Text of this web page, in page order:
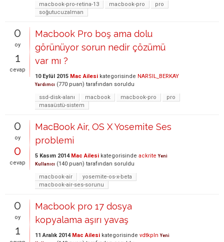
macbook-pro-retina-13
macbook-pro
pro
soğutucuzalman
0
oy
1
cevap
Macbook Pro boş ama dolu
görünüyor sorun nedir çözümü
var mı ?
10 Eylül 2015 Mac Ailesi kategorisinde NARSIL_BERKAY
Yardımcı (770 puan) tarafından soruldu
ssd-disk-alanı
macbook macbook-pro
pro
masaüstü-sistem
0
oy
0
cevap
MacBook Air, OS X Yosemite Ses
problemi
5 Kasım 2014 Mac Ailesi kategorisinde ackrite Yeni
Kullanıcı (140 puan) tarafından soruldu
macbook-air
yosemite-os-x-beta
macbook-air-ses-sorunu
0
oy
1
Macbook pro 17 dosya
kopyalama aşırı yavaş
11 Aralık 2014 Mac Ailesi kategorisinde vdtkpln Yeni